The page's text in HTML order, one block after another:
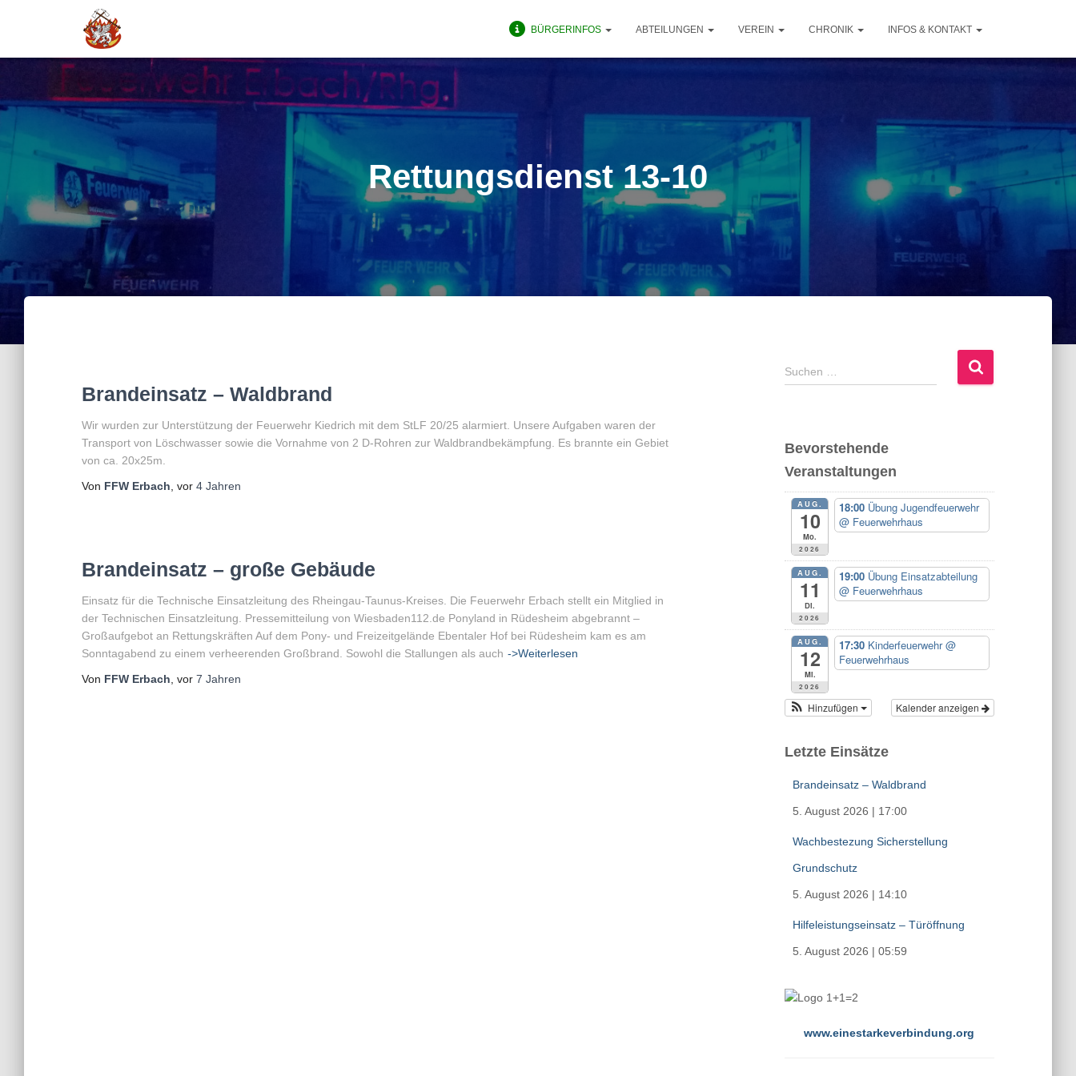
BÜRGERINFOS ABTEILUNGEN VEREIN CHRONIK INFOS & KONTAKT
Rettungsdienst 13-10
Brandeinsatz – Waldbrand
Wir wurden zur Unterstützung der Feuerwehr Kiedrich mit dem StLF 20/25 alarmiert. Unsere Aufgaben waren der
Transport von Löschwasser sowie die Vornahme von 2 D-Rohren zur Waldbrandbekämpfung. Es brannte ein Gebiet
von ca. 20x25m.
Von FFW Erbach , vor 4 Jahren
Brandeinsatz – große Gebäude
Einsatz für die Technische Einsatzleitung des Rheingau-Taunus-Kreises. Die Feuerwehr Erbach stellt ein Mitglied in
der Technischen Einsatzleitung. Pressemitteilung von Wiesbaden112.de Ponyland in Rüdesheim abgebrannt –
Großaufgebot an Rettungskräften Auf dem Pony- und Freizeitgelände Ebentaler Hof bei Rüdesheim kam es am
Sonntagabend zu einem verheerenden Großbrand. Sowohl die Stallungen als auch ->Weiterlesen
Von FFW Erbach , vor 7 Jahren
S
u
n
n
Suchen …
Bevorstehende
Veranstaltungen
AUG.
10
Mo.
2026
18:00 Übung Jugendfeuerwehr
@ Feuerwehrhaus
AUG.
11
Di.
2026
19:00 Übung Einsatzabteilung
@ Feuerwehrhaus
AUG.
12
Mi.
2026
17:30 Kinderfeuerwehr@
Feuerwehrhaus
Kalender anzeigen
Hinzufügen
Letzte Einsätze
Brandeinsatz – Waldbrand
5. August 2026 | 17:00
Wachbestezung Sicherstellung
Grundschutz
5. August 2026 | 14:10
Hilfeleistungseinsatz – Türöffnung
5. August 2026 | 05:59
www.einestarkeverbindung.org